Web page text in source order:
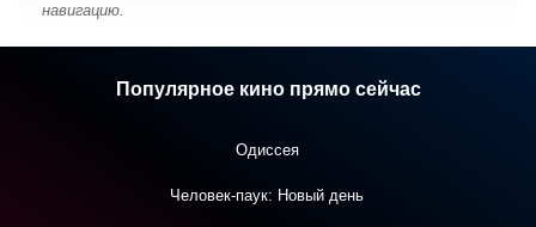
навигацию.
Популярное кино прямо сейчас
Одиссея
Человек-паук: Новый день